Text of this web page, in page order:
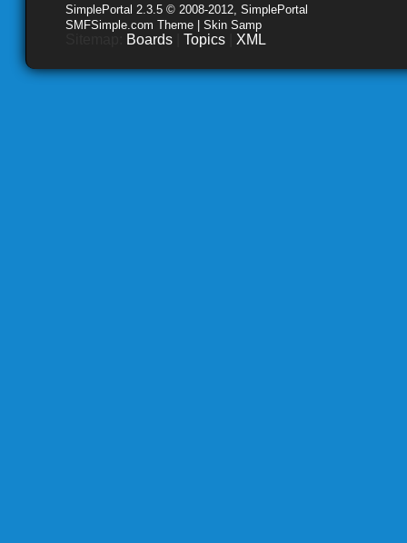
SimplePortal 2.3.5 © 2008-2012, SimplePortal
SMFSimple.com Theme | Skin Samp
Boards Topics XML